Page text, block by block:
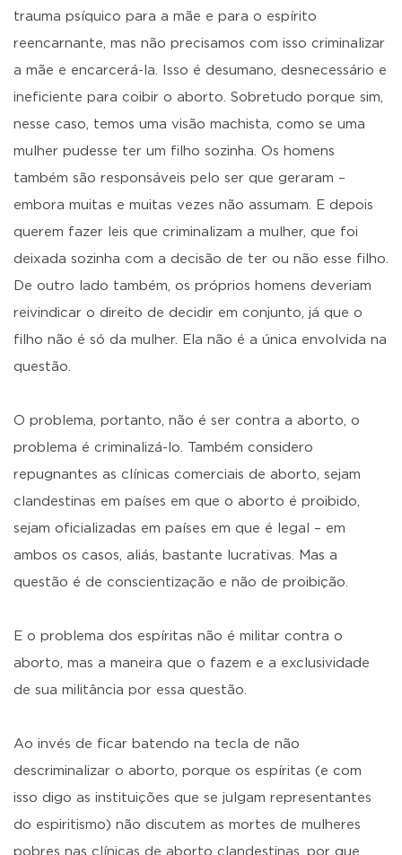
trauma psíquico para a mãe e para o espírito
reencarnante, mas não precisamos com isso criminalizar
a mãe e encarcerá-la. Isso é desumano, desnecessário e
ineficiente para coibir o aborto. Sobretudo porque sim,
nesse caso, temos uma visão machista, como se uma
mulher pudesse ter um filho sozinha. Os homens
também são responsáveis pelo ser que geraram –
embora muitas e muitas vezes não assumam. E depois
querem fazer leis que criminalizam a mulher, que foi
deixada sozinha com a decisão de ter ou não esse filho.
De outro lado também, os próprios homens deveriam
reivindicar o direito de decidir em conjunto, já que o
filho não é só da mulher. Ela não é a única envolvida na
questão.
O problema, portanto, não é ser contra a aborto, o
problema é criminalizá-lo. Também considero
repugnantes as clínicas comerciais de aborto, sejam
clandestinas em países em que o aborto é proibido,
sejam oficializadas em países em que é legal – em
ambos os casos, aliás, bastante lucrativas. Mas a
questão é de conscientização e não de proibição.
E o problema dos espíritas não é militar contra o
aborto, mas a maneira que o fazem e a exclusividade
de sua militância por essa questão.
Ao invés de ficar batendo na tecla de não
descriminalizar o aborto, porque os espíritas (e com
isso digo as instituições que se julgam representantes
do espiritismo) não discutem as mortes de mulheres
pobres nas clínicas de aborto clandestinas, por que